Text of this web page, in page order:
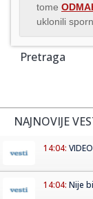
tome
uklonili
Pretraga
NAJNOVIJE
14:04:
14:04: Nije